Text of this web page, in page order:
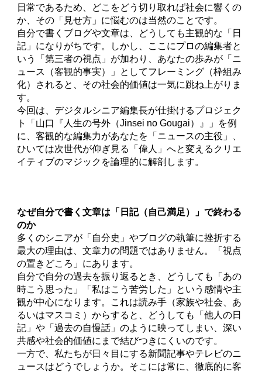
日常であるため、どこをどう切り取れば社会に響くの
か、その「見せ方」に悩むのは当然のことです。
自分で書くブログや文章は、どうしても主観的な「日
記」になりがちです。しかし、ここにプロの編集者と
いう「第三者の視点」が加わり、あなたの歩みが「ニ
ュース（客観的事実）」としてフレーミング（枠組み
化）されると、その社会的価値は一気に跳ね上がりま
す。
今回は、デジタルシニア編集長が仕掛けるプロジェク
ト「山口『人生の号外（Jinsei no Gougai）』」を例
に、客観的な編集力があなたを「ニュースの主役」、
ひいては次世代が仰ぎ見る「偉人」へと変えるクリエ
イティブのマジックを論理的に解剖します。
なぜ自分で書く文章は「日記（自己満足）」で終わる
のか
多くのシニアが「自分史」やブログの執筆に挫折する
最大の理由は、文章力の問題ではありません。「視点
の置きどころ」にあります。
自分で自分の過去を振り返るとき、どうしても「あの
時こう思った」「私はこう苦労した」という感情や主
観が中心になります。これは読み手（家族や社会、あ
るいはマスコミ）からすると、どうしても「他人の日
記」や「過去の自慢話」のように映ってしまい、深い
共感や社会的価値にまで結びつきにくいのです。
一方で、私たちが日々目にする新聞記事やテレビのニ
ュースはどうでしょうか。そこには常に、徹底的に客